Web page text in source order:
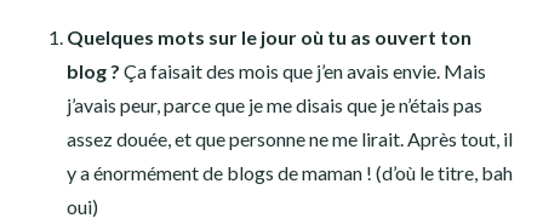
Quelques mots sur le jour où tu as ouvert ton
blog ? Ça faisait des mois que j’en avais envie. Mais
j’avais peur, parce que je me disais que je n’étais pas
assez douée, et que personne ne me lirait. Après tout, il
y a énormément de blogs de maman ! (d’où le titre, bah
oui)